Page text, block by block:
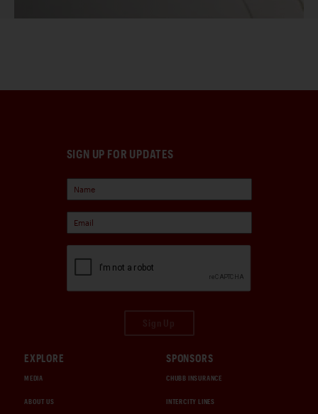
SIGN UP FOR UPDATES
EXPLORE
MEDIA
ABOUT US
SPONSORS
CHUBB INSURANCE
INTERCITY LINES